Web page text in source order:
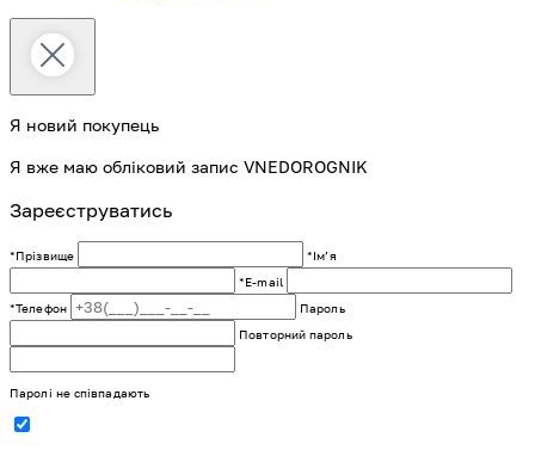
Я новий покупець
Я вже маю обліковий запис VNEDOROGNIK
Зареєструватись
*Прізвище
*Імʼя
*E-mail
*Телефон
Пароль
Повторний пароль
Паролі не співпадають